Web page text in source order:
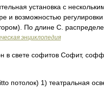
установка с
и возможностью регулировки
По длине С.
энциклопедия
в свете софитов Софит,
потолок) 1) театральная